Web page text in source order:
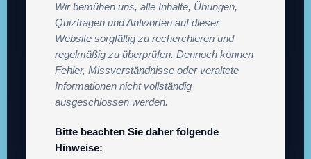
Wir bemühen uns, alle Inhalte, Übungen,
Quizfragen und Antworten auf dieser
Website sorgfältig zu recherchieren und
regelmäßig zu überprüfen. Dennoch können
Fehler, Missverständnisse oder veraltete
Informationen nicht vollständig
ausgeschlossen werden.
Bitte beachten Sie daher folgende
Hinweise: